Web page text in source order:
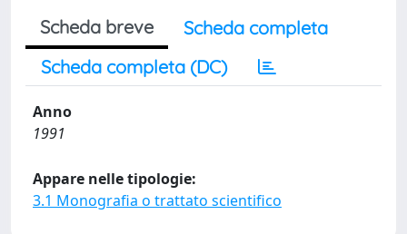
Scheda breve
Scheda completa
Scheda completa (DC)
Anno
1991
Appare nelle tipologie:
3.1 Monografia o trattato scientifico